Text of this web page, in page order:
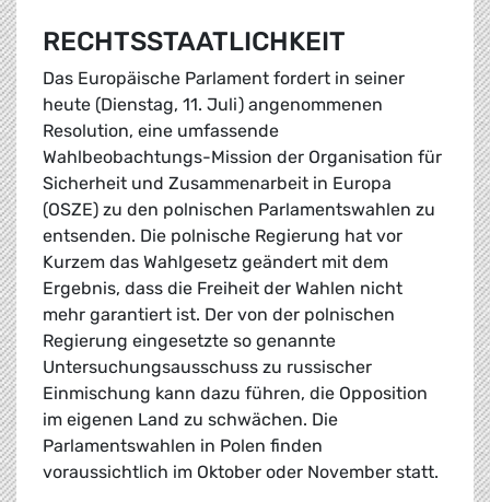
RECHTSSTAATLICHKEIT
Das Europäische Parlament fordert in seiner
heute (Dienstag, 11. Juli) angenommenen
Resolution, eine umfassende
Wahlbeobachtungs-Mission der Organisation für
Sicherheit und Zusammenarbeit in Europa
(OSZE) zu den polnischen Parlamentswahlen zu
entsenden. Die polnische Regierung hat vor
Kurzem das Wahlgesetz geändert mit dem
Ergebnis, dass die Freiheit der Wahlen nicht
mehr garantiert ist. Der von der polnischen
Regierung eingesetzte so genannte
Untersuchungsausschuss zu russischer
Einmischung kann dazu führen, die Opposition
im eigenen Land zu schwächen. Die
Parlamentswahlen in Polen finden
voraussichtlich im Oktober oder November statt.